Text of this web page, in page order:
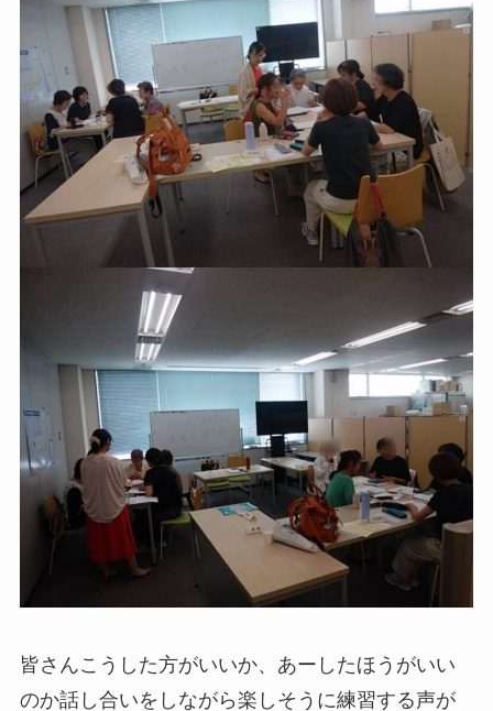
皆さんこうした方がいいか、あーしたほうがいい
のか話し合いをしながら楽しそうに練習する声が